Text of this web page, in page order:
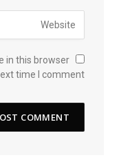
in this browser
time I comment.